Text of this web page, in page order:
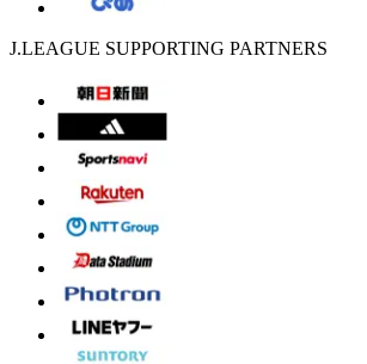
J.LEAGUE SUPPORTING PARTNERS